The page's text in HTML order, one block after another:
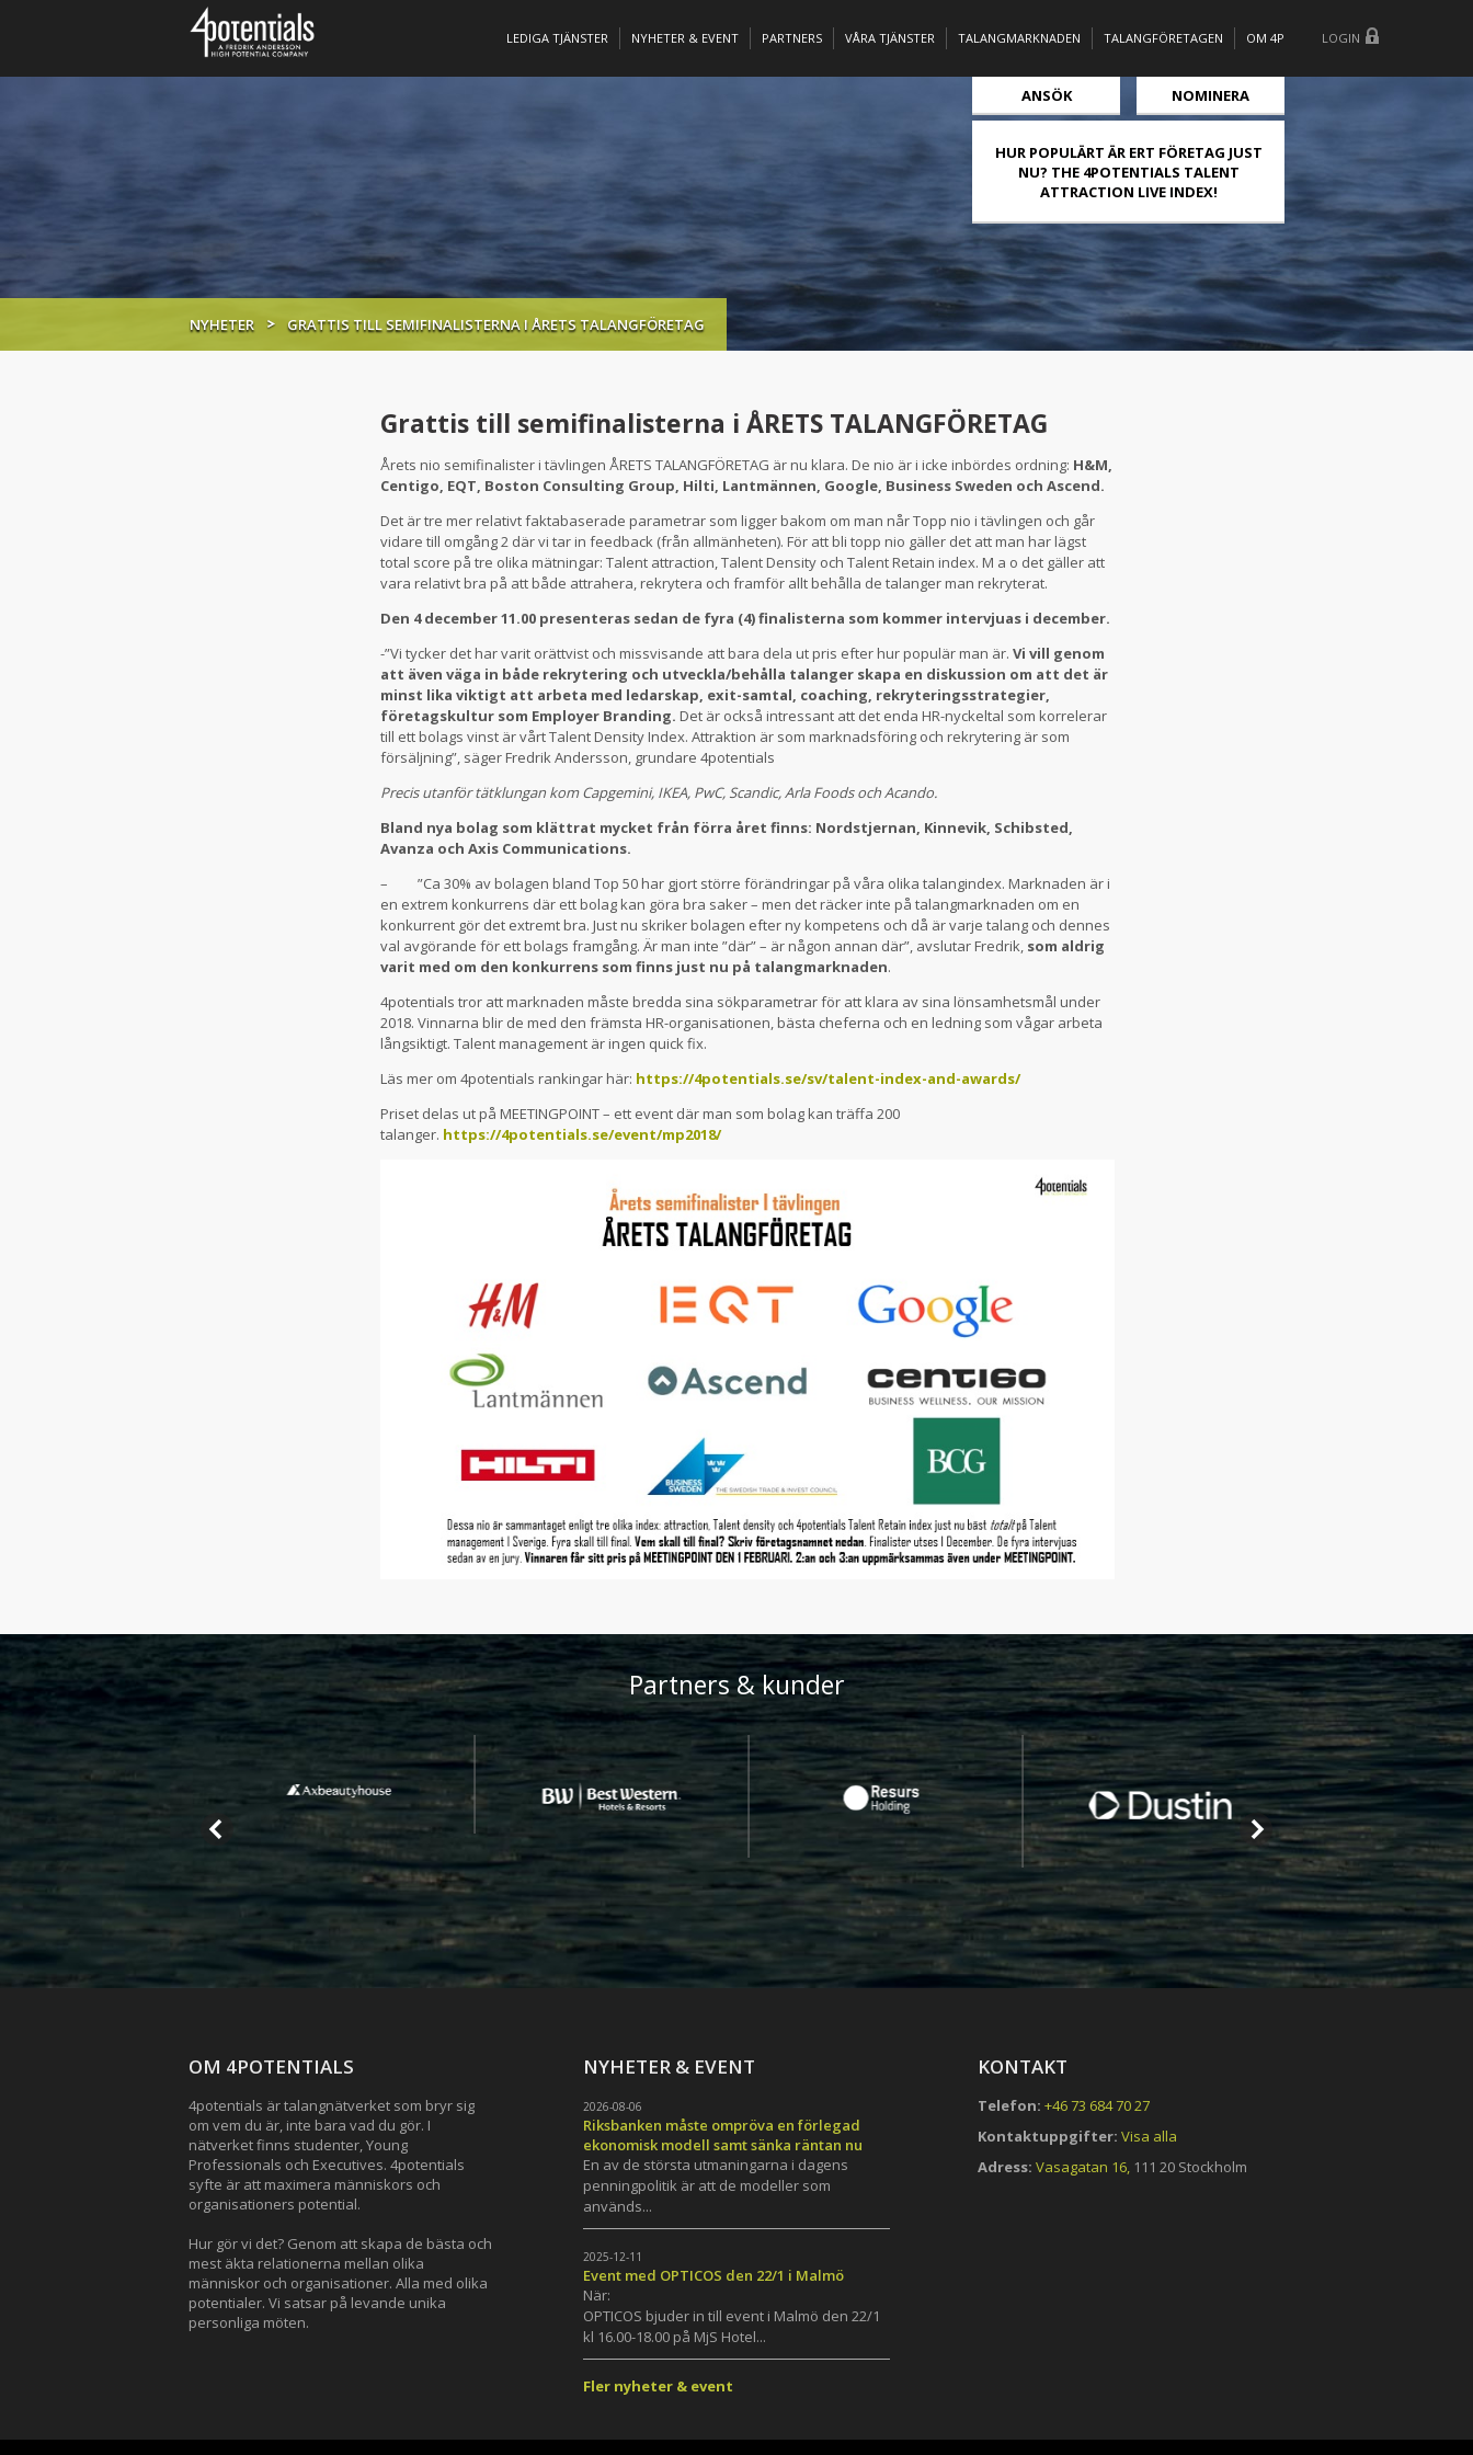
LEDIGA TJÄNSTER NYHETER & EVENT PARTNERS VÅRA TJÄNSTER TALANGMARKNADEN TALANGFÖRETAGEN OM 4P LOGIN
ANSÖK NOMINERA
HUR POPULÄRT ÄR ERT FÖRETAG JUST
NU? THE 4POTENTIALS TALENT
ATTRACTION LIVE INDEX!
NYHETER GRATTIS TILL SEMIFINALISTERNA I ÅRETS TALANGFÖRETAG
Grattis till semifinalisterna i ÅRETS TALANGFÖRETAG
Årets nio semifinalister i tävlingen ÅRETS TALANGFÖRETAG är nu klara. De nio är i icke inbördes ordning: H&M,
Centigo, EQT, Boston Consulting Group, Hilti, Lantmännen, Google, Business Sweden och Ascend.
Det är tre mer relativt faktabaserade parametrar som ligger bakom om man når Topp nio i tävlingen och går
vidare till omgång 2 där vi tar in feedback (från allmänheten). För att bli topp nio gäller det att man har lägst
total score på tre olika mätningar: Talent attraction, Talent Density och Talent Retain index. M a o det gäller att
vara relativt bra på att både attrahera, rekrytera och framför allt behålla de talanger man rekryterat.
Den 4 december 11.00 presenteras sedan de fyra (4) finalisterna som kommer intervjuas i december.
-”Vi tycker det har varit orättvist och missvisande att bara dela ut pris efter hur populär man är. Vi vill genom
att även väga in både rekrytering och utveckla/behålla talanger skapa en diskussion om att det är
minst lika viktigt att arbeta med ledarskap, exit-samtal, coaching, rekryteringsstrategier,
företagskultur som Employer Branding. Det är också intressant att det enda HR-nyckeltal som korrelerar
till ett bolags vinst är vårt Talent Density Index. Attraktion är som marknadsföring och rekrytering är som
försäljning”, säger Fredrik Andersson, grundare 4potentials
Precis utanför tätklungan kom Capgemini, IKEA, PwC, Scandic, Arla Foods och Acando.
Bland nya bolag som klättrat mycket från förra året finns: Nordstjernan, Kinnevik, Schibsted,
Avanza och Axis Communications.
– ”Ca 30% av bolagen bland Top 50 har gjort större förändringar på våra olika talangindex. Marknaden är i
en extrem konkurrens där ett bolag kan göra bra saker – men det räcker inte på talangmarknaden om en
konkurrent gör det extremt bra. Just nu skriker bolagen efter ny kompetens och då är varje talang och dennes
val avgörande för ett bolags framgång. Är man inte ”där” – är någon annan där”, avslutar Fredrik, som aldrig
varit med om den konkurrens som finns just nu på talangmarknaden.
4potentials tror att marknaden måste bredda sina sökparametrar för att klara av sina lönsamhetsmål under
2018. Vinnarna blir de med den främsta HR-organisationen, bästa cheferna och en ledning som vågar arbeta
långsiktigt. Talent management är ingen quick fix.
Läs mer om 4potentials rankingar här: https://4potentials.se/sv/talent-index-and-awards/
Priset delas ut på MEETINGPOINT – ett event där man som bolag kan träffa 200
talanger. https://4potentials.se/event/mp2018/
Partners & kunder
OM 4POTENTIALS
4potentials är talangnätverket som bryr sig
om vem du är, inte bara vad du gör. I
nätverket finns studenter, Young
Professionals och Executives. 4potentials
syfte är att maximera människors och
organisationers potential.
Hur gör vi det? Genom att skapa de bästa och
mest äkta relationerna mellan olika
människor och organisationer. Alla med olika
potentialer. Vi satsar på levande unika
personliga möten.
NYHETER & EVENT
2026-08-06
Riksbanken måste ompröva en förlegad
ekonomisk modell samt sänka räntan nu
En av de största utmaningarna i dagens
penningpolitik är att de modeller som
används...
2025-12-11
Event med OPTICOS den 22/1 i Malmö
När:
OPTICOS bjuder in till event i Malmö den 22/1
kl 16.00-18.00 på MjS Hotel...
Fler nyheter & event
KONTAKT
Telefon: +46 73 684 70 27
Kontaktuppgifter: Visa alla
Adress: Vasagatan 16, 111 20 Stockholm